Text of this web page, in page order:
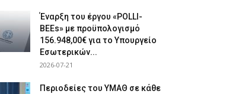
Έναρξη του έργου «POLLI-
BEEs» με προϋπολογισμό
156.948,00€ για το Υπουργείο
Εσωτερικών...
2026-07-21
Περιοδείες του ΥΜΑΘ σε κάθε